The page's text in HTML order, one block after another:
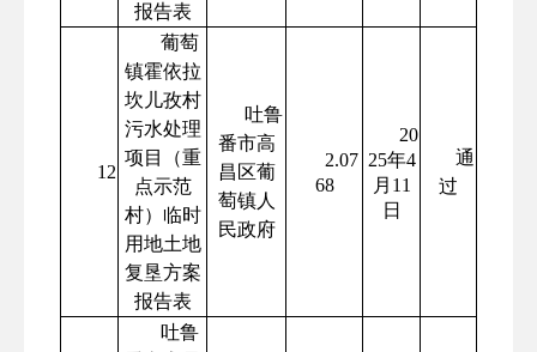
报告表
12
葡萄
镇霍依拉
坎儿孜村
污水处理
项目（重
点示范
村）临时
用地土地
复垦方案
报告表
吐鲁
番市高
昌区葡
萄镇人
民政府
2.07
68
20
25年4
月11
日
通
过
吐鲁